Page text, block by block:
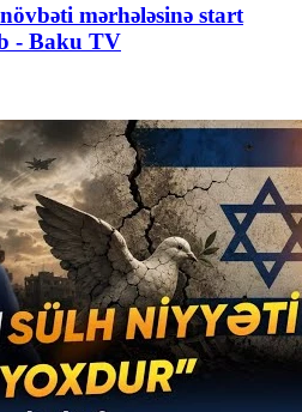
mərhələsinə start
- Baku TV